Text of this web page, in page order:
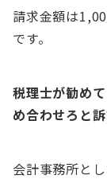
請求金額は
です。
税理士が勧め
め合わせろと
会計事務所と